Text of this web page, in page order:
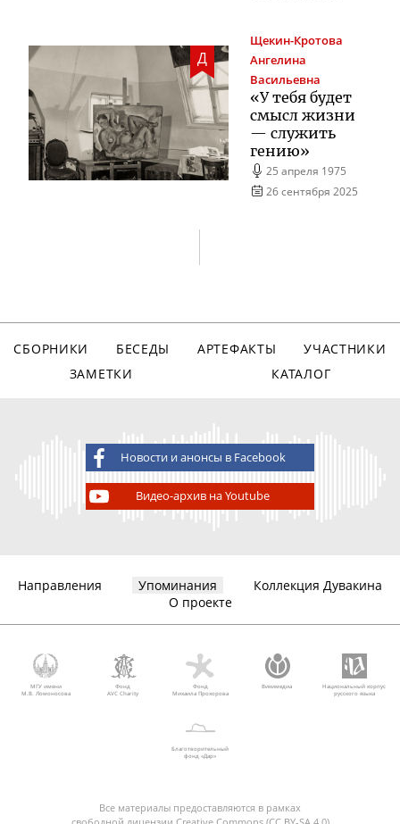
Д
Щекин-Кротова
Ангелина
Васильевна
«У тебя будет
смысл жизни
— служить
гению»
25 апреля 1975
26 сентября 2025
СБОРНИКИ БЕСЕДЫ АРТЕФАКТЫ
УЧАСТНИКИ
ЗАМЕТКИ
КАТАЛОГ
Новости и анонсы в Facebook
Видео-архив на Youtube
Направления Упоминания
Коллекция Дувакина
О проекте
МГУ имени
М.В. Ломоносова
Фонд
AVC Charity
Фонд
Михаила Прохорова
Викимедиа
Национальный корпус
русского языка
Благотворительный
фонд «Дар»
Все материалы предоставляются в рамках